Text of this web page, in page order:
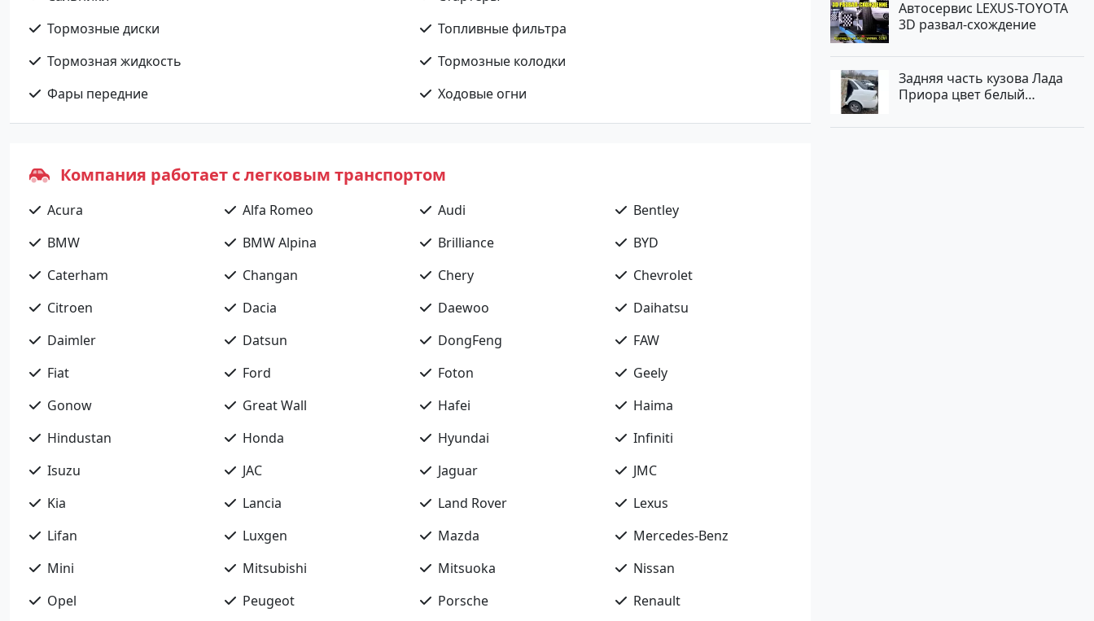
Тормозные диски
Топливные фильтра
Тормозная жидкость
Тормозные колодки
Фары передние
Ходовые огни
Компания работает с легковым транспортом
Acura Alfa Romeo Audi
Bentley
BMW
BMW Alpina Brilliance
BYD
Caterham
Changan Chery
Chevrolet
Citroen
Dacia Daewoo
Daihatsu
Daimler
Datsun DongFeng
FAW
Fiat
Ford Foton
Geely
Gonow
Great Wall Hafei
Haima
Hindustan
Honda Hyundai
Infiniti
Isuzu
JAC Jaguar
JMC
Kia
Lancia Land Rover
Lexus
Lifan
Luxgen Mazda
Mercedes-Benz
Mini
Mitsubishi Mitsuoka
Nissan
Opel
Peugeot Porsche
Renault
Автосервис LEXUS-TOYOTA
3D развал-схождение
Задняя часть кузова Лада
Приора цвет белый